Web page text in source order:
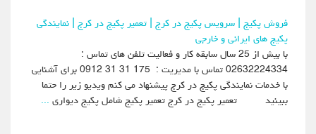
فروش پکیج | سرویس پکیج در کرج | تعمیر پکیج در کرج | نمایندگی
پکیج های ایرانی و خارجی
با بیش از 25 سال سابقه کار و فعالیت تلفن های تماس :
02632224334 تماس با مدیریت : 175 31 31 0912 برای آشنایی
با خدمات نمایندگی پکیج در کرج پیشنهاد می کنم ویدیو زیر را حتما
ببینید تعمیر پکیج در کرج تعمیر پکیج شامل پکیج دیواری...